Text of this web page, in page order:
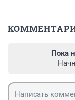
Пока